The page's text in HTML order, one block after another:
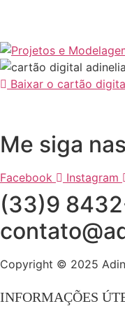
Baixar o cartão
Me siga
Facebook Instagram
(33)9
Copyright © 2025
INFORMAÇÕES